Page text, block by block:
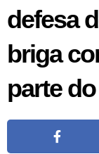
defesa
briga
parte